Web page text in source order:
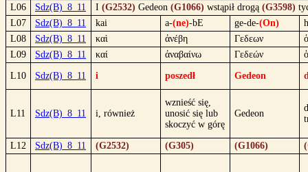
L06
Sdz(B)_8_11 I (G2532) Gedeon (G1066) wstąpił drogą (G3598)
L07
Sdz(B)_8_11 kai a-(ne)-bE ge-de-(On)
L08
Sdz(B)_8_11 καὶ ἀνέβη Γεδεων
L09
Sdz(B)_8_11 καί ἀναβαίνω Γεδεών
L10 Sdz(B)_8_11 i poszedł Gedeon
L11 Sdz(B)_8_11 i, również
wznieść się,
unosić się lub
skoczyć w górę
Gedeon
L12 Sdz(B)_8_11 (G2532) (G305) (G1066)